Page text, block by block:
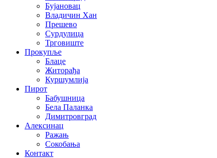
Бујановац
Владичин Хан
Прешево
Сурдулица
Трговиште
Прокупље
Блаце
Житорађа
Куршумлија
Пирот
Бабушница
Бела Паланка
Димитровград
Алексинац
Ражањ
Сокобања
Контакт